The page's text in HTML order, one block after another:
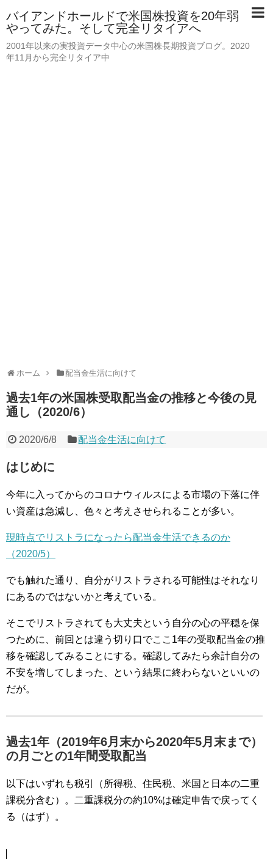
バイアンドホールドで米国株投資を20年弱
やってみた。そして完全リタイアへ
2001年以来の実投資データ中心の米国株長期投資ブログ。2020
年11月から完全リタイア中
ホーム 配当金生活に向けて
過去1年の米国株受取配当金の推移と今後の見
通し（2020/6）
2020/6/8 配当金生活に向けて
はじめに
今年に入ってからのコロナウィルスによる市場の下落に伴
い資産は急減し、色々と考えさせられることが多い。
現時点でリストラになったら配当金生活できるのか
（2020/5）
でも触れた通り、自分がリストラされる可能性はそれなり
にあるのではないかと考えている。
そこでリストラされても大丈夫という自分の心の平穏を保
つために、前回とは違う切り口でここ1年の受取配当金の推
移を確認してみることにする。確認してみたら余計自分の
不安を増してしまった、という結果に終わらないといいの
だが。
過去1年（2019年6月末から2020年5月末まで）
の月ごとの1年間受取配当
以下はいずれも税引（所得税、住民税、米国と日本の二重
課税分含む）。二重課税分の約10%は確定申告で戻ってく
る（はず）。